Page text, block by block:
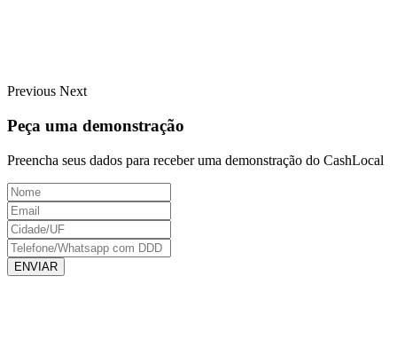
Previous Next
Peça uma demonstração
Preencha seus dados para receber uma demonstração do CashLocal
ENVIAR